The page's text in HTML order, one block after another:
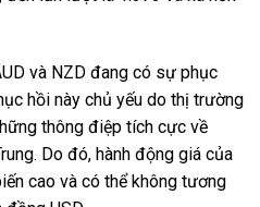
và NZD đang có sự phục
hồi này chủ yếu do thị trường
thông điệp tích cực về
Do đó, hành động giá của
cao và có thể không tương